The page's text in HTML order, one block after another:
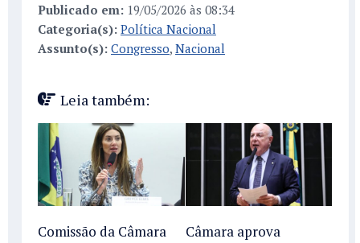
Publicado em: 19/05/2026 às 08:34
Categoria(s): Política Nacional
Assunto(s): Congresso, Nacional
Leia também:
Comissão da Câmara
Câmara aprova